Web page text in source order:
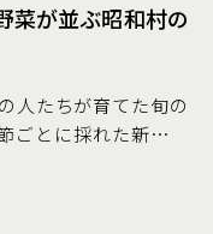
菜が並ぶ昭和村の
人たちが育てた旬の
てお手頃な価格で購